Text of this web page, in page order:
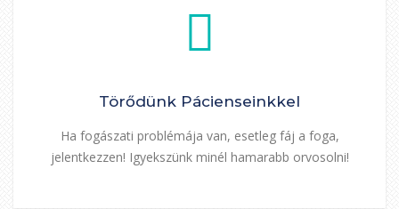
Törődünk Pácienseinkkel
Ha fogászati problémája van, esetleg fáj a foga,
jelentkezzen! Igyekszünk minél hamarabb orvosolni!